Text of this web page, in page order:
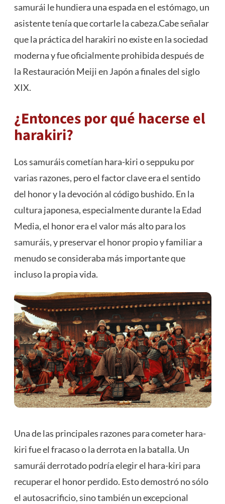
samurái le hundiera una espada en el estómago, un
asistente tenía que cortarle la cabeza.Cabe señalar
que la práctica del harakiri no existe en la sociedad
moderna y fue oficialmente prohibida después de
la Restauración Meiji en Japón a finales del siglo
XIX.
¿Entonces por qué hacerse el
harakiri?
Los samuráis cometían hara-kiri o seppuku por
varias razones, pero el factor clave era el sentido
del honor y la devoción al código bushido. En la
cultura japonesa, especialmente durante la Edad
Media, el honor era el valor más alto para los
samuráis, y preservar el honor propio y familiar a
menudo se consideraba más importante que
incluso la propia vida.
Una de las principales razones para cometer hara-
kiri fue el fracaso o la derrota en la batalla. Un
samurái derrotado podría elegir el hara-kiri para
recuperar el honor perdido. Esto demostró no sólo
el autosacrificio, sino también un excepcional